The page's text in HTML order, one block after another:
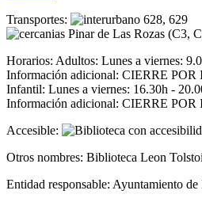
Transportes:
628, 629
Pinar de Las Rozas (C3,
Horarios: Adultos: Lunes a viernes:
Información adicional: CIERRE
Infantil: Lunes a viernes: 16.30h -
Información adicional: CIERRE
Accesible:
Otros nombres: Biblioteca Leon Tolstoi
Entidad responsable: Ayuntamiento de